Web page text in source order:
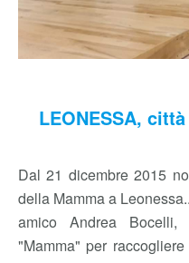
LEONESSA,
Dal 21 dicembre 2015
della Mamma a
amico Andrea